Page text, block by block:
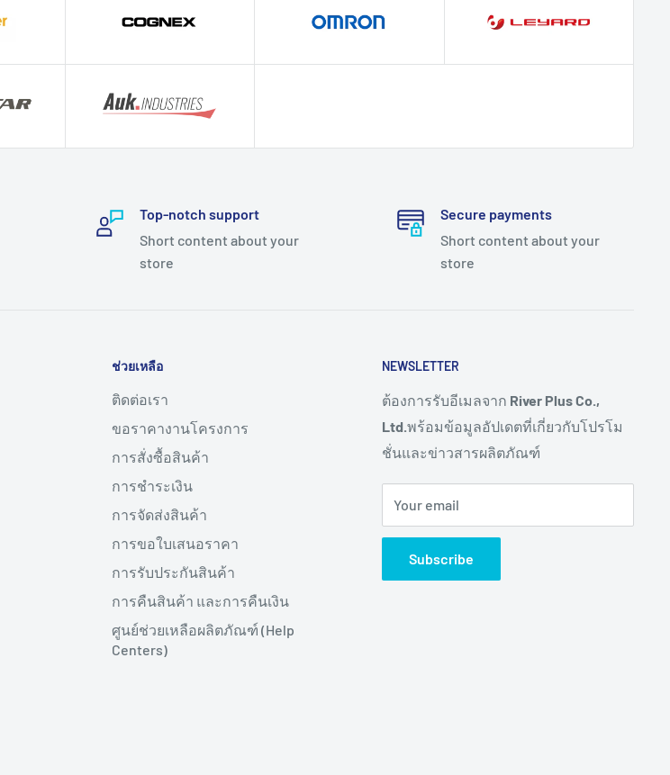
Top-notch support
Short content about your
store
Secure payments
Short content about your
store
ช่วยเหลือ
ติดต่อเรา
ขอราคางานโครงการ
การสั่งซื้อสินค้า
การชำระเงิน
การจัดส่งสินค้า
การขอใบเสนอราคา
การรับประกันสินค้า
การคืนสินค้า และการคืนเงิน
ศูนย์ช่วยเหลือผลิตภัณฑ์ (Help
Centers)
NEWSLETTER
ต้องการรับอีเมลจาก River Plus Co.,
Ltd. พร้อมข้อมูลอัปเดตที่เกี่ยวกับโปรโม
ชั่นและข่าวสารผลิตภัณฑ์
Your email
Subscribe